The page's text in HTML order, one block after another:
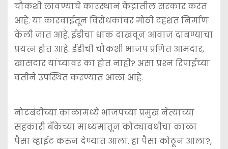
चौकशी लावण्याचे कारस्थान केंद्रातील सरकार करत
आहे. या कारवाईतून विरोधकांवर मोठी दहशत निर्माण
केली जात आहे. ईडीचा धाक दाखवून आवाज दाबण्याचा
प्रयत्न होत आहे. ईडीची चौकशी भाजप प्रणित आमदार,
खासदार यांच्यावर का होत नाही? असा प्रश्‍न रिपाईच्या
वतीने उपस्थित करण्यात आला आहे.
नोटबंदीच्या काळामध्ये भाजपच्या प्रमुख नेत्याच्या
सहकारी बँकेच्या माध्यमातून कोट्यावधीचा काळा
पैसा व्हाईट करुन देण्यात आला. हा पैसा कोठून आला?,